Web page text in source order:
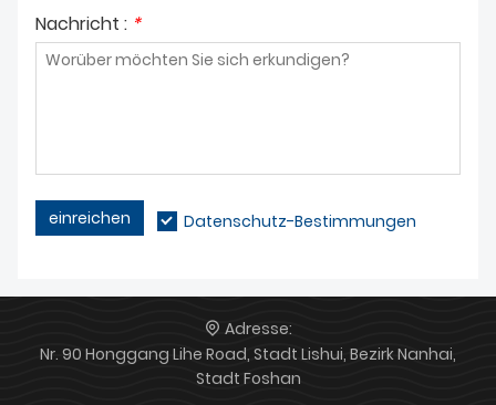
Nachricht : *
einreichen Datenschutz-Bestimmungen
Adresse:
Nr. 90 Honggang Lihe Road, Stadt Lishui, Bezirk Nanhai,
Stadt Foshan